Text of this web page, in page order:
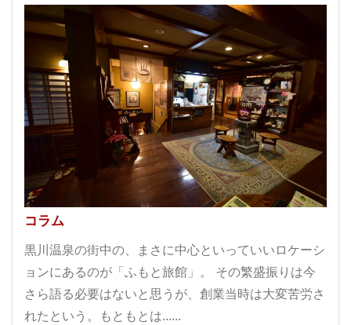
コラム
黒川温泉の街中の、まさに中心といっていいロケーシ
ョンにあるのが「ふもと旅館」。 その繁盛振りは今
さら語る必要はないと思うが、創業当時は大変苦労さ
れたという。もともとは......